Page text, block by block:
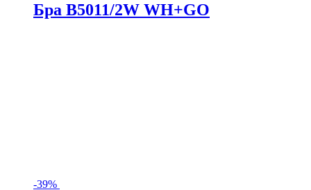
Бра B5011/2W WH+GO
-39%